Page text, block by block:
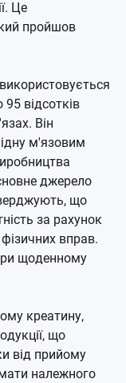
Це
пройшов
відсотків
Він
м'язовим
джерело
що
за рахунок
вправ.
щоденному
креатину,
що
від прийому
належного